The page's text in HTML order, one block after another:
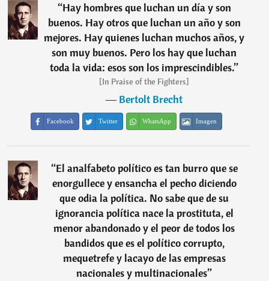
“Hay hombres que luchan un día y son
buenos. Hay otros que luchan un año y son
mejores. Hay quienes luchan muchos años, y
son muy buenos. Pero los hay que luchan
toda la vida: esos son los imprescindibles.”
[In Praise of the Fighters]
―Bertolt Brecht
Facebook Twitter WhatsApp Imagen
“El analfabeto político es tan burro que se
enorgullece y ensancha el pecho diciendo
que odia la política. No sabe que de su
ignorancia política nace la prostituta, el
menor abandonado y el peor de todos los
bandidos que es el político corrupto,
mequetrefe y lacayo de las empresas
nacionales y multinacionales”